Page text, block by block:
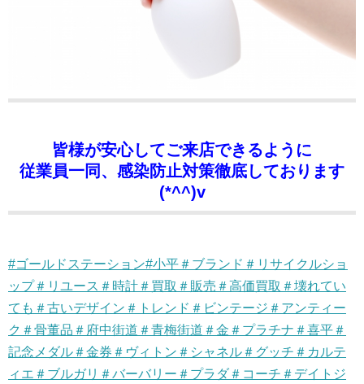
皆様が安心してご来店できるように
従業員一同、感染防止対策徹底しております
(*^^)v
#ゴールドステーション#小平＃ブランド＃リサイクルショ
ップ＃リユース＃時計＃買取＃販売＃高価買取＃壊れてい
ても＃古いデザイン＃トレンド＃ビンテージ＃アンティー
ク＃骨董品＃府中街道＃青梅街道＃金＃プラチナ＃喜平＃
記念メダル＃金券＃ヴィトン＃シャネル＃グッチ＃カルテ
ィエ＃ブルガリ＃バーバリー＃プラダ＃コーチ＃デイトジ